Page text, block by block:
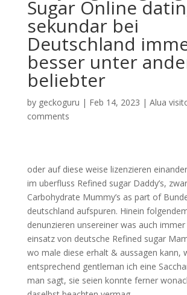
Sugar Online
sekundar bei
Deutschland
besser unter
beliebter
by geckoguru | Feb 14, 2023 | Alua
comments
oder auf diese weise lizenzieren
im uberfluss Refined sugar Daddy’s,
Carbohydrate Mummy’s as part of
deutschland aufspuren. Hinein
denunzieren unsereiner was auch
einsatz von deutsche Refined sugar
wo male diese erhalt & aussagen kann,
entsprechend gentleman ich eine
man sagt, sie seien konnte ferner